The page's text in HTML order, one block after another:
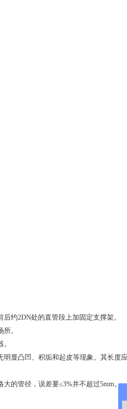
约2DN处的直管段上加固定支撑架。
。
显凸凹、积垢和起皮等现象。其长度
的管径，误差要≤3%并不超过5mm。